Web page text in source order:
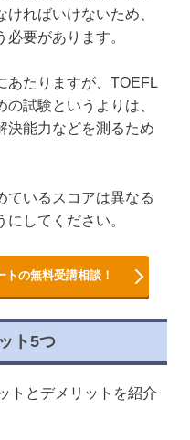
ればいけないため、
要があります。
あたりますが、TOEFL
試験というよりは、
決能力などを測るため
ているスコアは異なる
してください。
の無料受講相談！
ト5つ
トとデメリットを紹介